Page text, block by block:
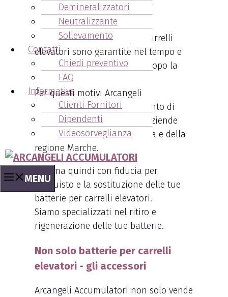
Demineralizzatori
Neutralizzante
Sollevamento
Contatti
Chiedi preventivo
FAQ
Informative
Clienti Fornitori
Dipendenti
Videosorveglianza
MENU
transpallet e muletti elettrici.
Tutte le nostre batterie per carrelli
elevatori sono garantite nel tempo e
forniamo assistenza anche dopo la
vendita.
Per questi motivi Arcangeli
Accumulatori è da anni il punto di
riferimento delle principali aziende
della regione Emilia-Romagna e della
regione Marche.
Chiama quindi con fiducia per
l’acquisto e la sostituzione delle tue
batterie per carrelli elevatori.
Siamo specializzati nel ritiro e
rigenerazione delle tue batterie.
Non solo batterie per carrelli
elevatori - gli accessori
Arcangeli Accumulatori non solo vende